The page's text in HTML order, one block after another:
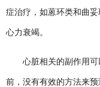
症治疗，如蒽环类和曲
心力衰竭。
心脏相关的副作用可
前，没有有效的方法来